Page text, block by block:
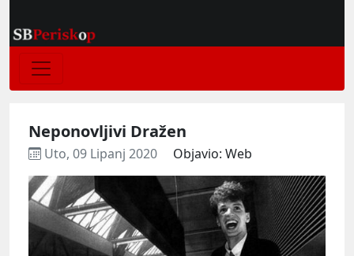
Neponovljivi Dražen
Uto, 09 Lipanj 2020 Objavio: Web